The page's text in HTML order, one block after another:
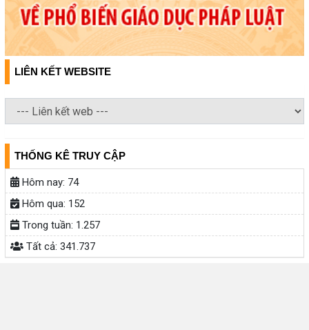
LIÊN KẾT WEBSITE
THỐNG KÊ TRUY CẬP
Hôm nay: 74
Hôm qua: 152
Trong tuần: 1.257
Tất cả: 341.737